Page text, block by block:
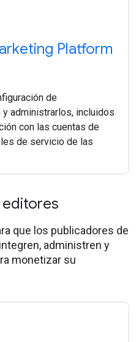
Platform
de
administrarlos, incluidos
con las cuentas de
de servicio de las
editores
que los publicadores de
administren y
monetizar su